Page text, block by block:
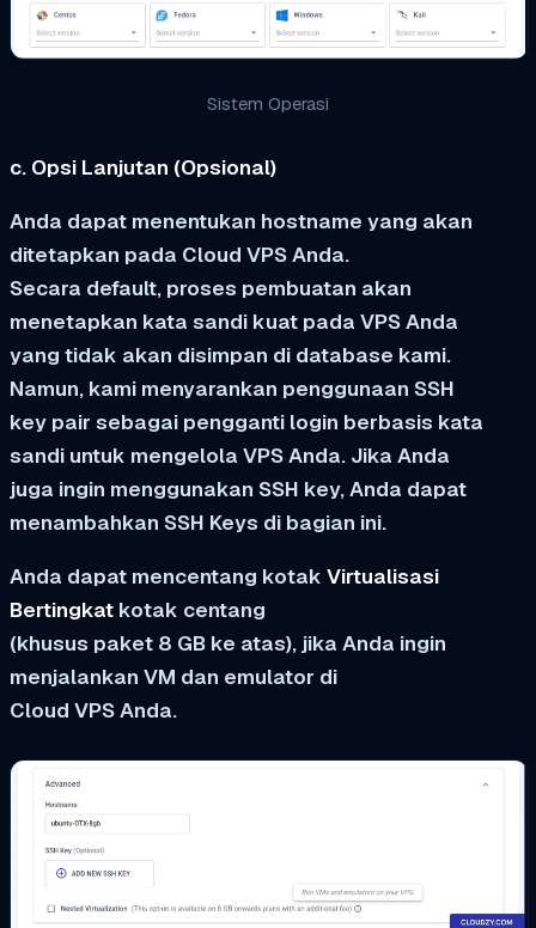
Sistem Operasi
c. Opsi Lanjutan (Opsional)
Anda dapat menentukan hostname yang akan
ditetapkan pada Cloud VPS Anda.
Secara default, proses pembuatan akan
menetapkan kata sandi kuat pada VPS Anda
yang tidak akan disimpan di database kami.
Namun, kami menyarankan penggunaan SSH
key pair sebagai pengganti login berbasis kata
sandi untuk mengelola VPS Anda. Jika Anda
juga ingin menggunakan SSH key, Anda dapat
menambahkan SSH Keys di bagian ini.
Anda dapat mencentang kotak Virtualisasi
Bertingkat kotak centang
(khusus paket 8 GB ke atas), jika Anda ingin
menjalankan VM dan emulator di
Cloud VPS Anda.